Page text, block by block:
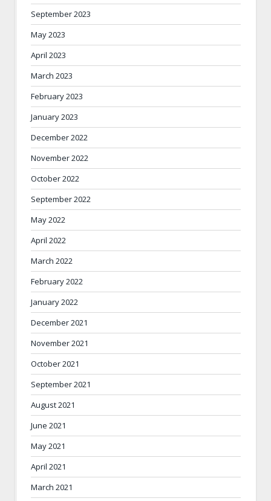
September 2023
May 2023
April 2023
March 2023
February 2023
January 2023
December 2022
November 2022
October 2022
September 2022
May 2022
April 2022
March 2022
February 2022
January 2022
December 2021
November 2021
October 2021
September 2021
August 2021
June 2021
May 2021
April 2021
March 2021